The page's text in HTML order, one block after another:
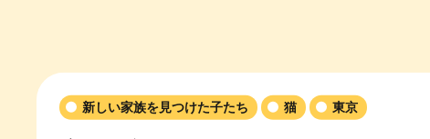
新しい家族を見つけた子たち 猫 東京